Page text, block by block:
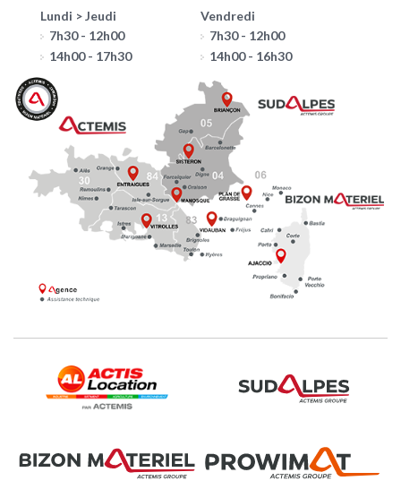
Lundi > Jeudi
7h30 - 12h00
14h00 - 17h30
Vendredi
7h30 - 12h00
14h00 - 16h30